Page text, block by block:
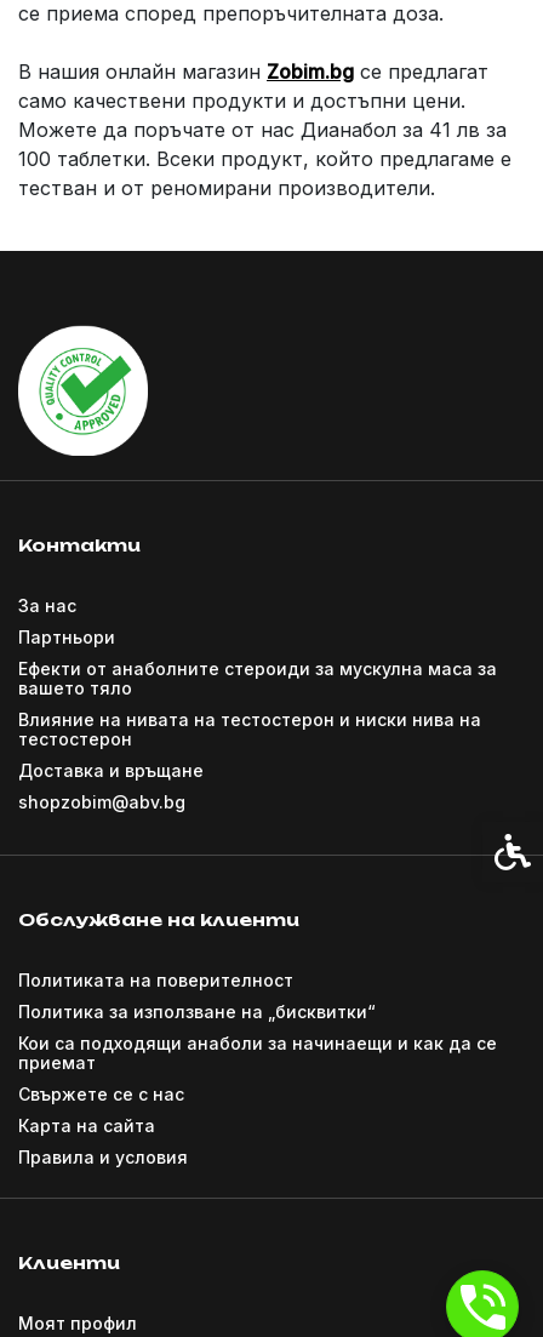
се приема според препоръчителната доза.
В нашия онлайн магазин Zobim.bg се предлагат
само качествени продукти и достъпни цени.
Можете да поръчате от нас Дианабол за 41 лв за
100 таблетки. Всеки продукт, който предлагаме е
тестван и от реномирани производители.
Контакти
За нас
Партньори
Ефекти от анаболните стероиди за мускулна маса за
вашето тяло
Влияние на нивата на тестостерон и ниски нива на
тестостерон
Доставка и връщане
shopzobim@abv.bg
Обслужване на клиенти
Политиката на поверителност
Политика за използване на „бисквитки“
Кои са подходящи анаболи за начинаещи и как да се
приемат
Свържете се с нас
Карта на сайта
Правила и условия
Клиенти
Моят профил